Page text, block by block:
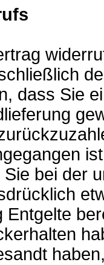
dass Sie
bei der
Entgelte